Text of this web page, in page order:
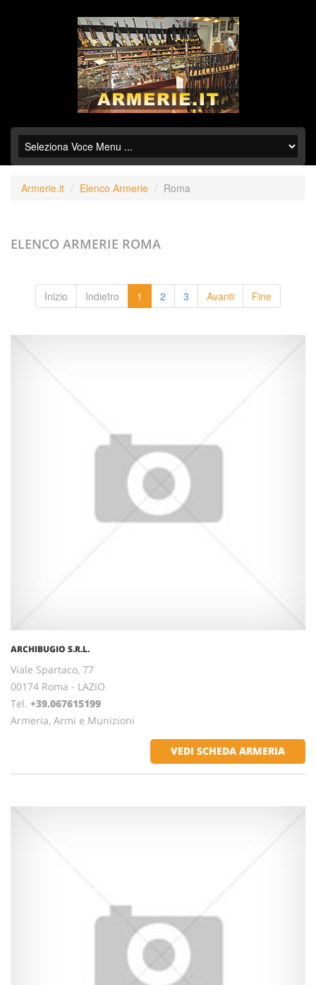
Armerie.it Elenco Armerie Roma
ELENCO ARMERIE ROMA
Inizio Indietro 1 2 3 Avanti Fine
ARCHIBUGIO S.R.L.
Viale Spartaco, 77
00174 Roma - LAZIO
Tel. +39.067615199
Armeria, Armi e Munizioni
VEDI SCHEDA ARMERIA